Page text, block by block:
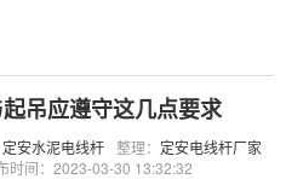
吊应遵守这几点要求
定安水泥电线杆 整理： 定安电线杆厂家
时间：2023-03-30 13:32:32